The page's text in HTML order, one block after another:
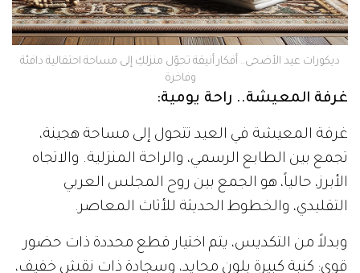
ديكورات عيد الأضحى.. أفكار أنيقة تحوّل منزلكِ إلى مساحة احتفالية دافئة
وفاخرة
غرفة المعيشة.. راحة يومية:
غرفة المعيشة في العيد تتحول إلى مساحة هجينة،
تجمع بين الطابع الرسمي، والراحة المنزلية. والاتجاه
الأبرز، حالياً، هو الجمع بين روح المجلس العربي
التقليدي، والخطوط الحديثة للأثاث المعاصر.
وبدلاً من التكديس، يتم اختيار قطع محددة ذات حضور
قوي: كنبة كبيرة بلون محايد، وسجادة ذات نقش خفيف،